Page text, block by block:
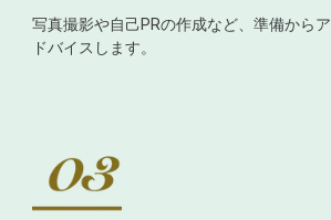
写真撮影や自己PRの作成など、準備からア
ドバイスします。